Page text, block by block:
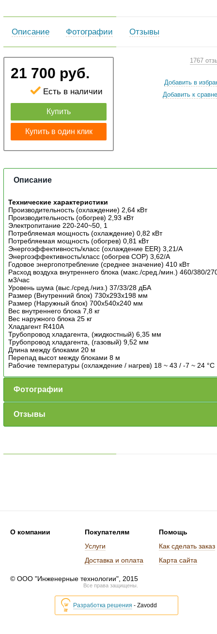
Описание Фотографии Отзывы
21 700 руб.
Есть в наличии
Купить
Купить в один клик
1767
Добавить в
Добавить к
Описание
Технические характеристики
Производительность (охлаждение) 2,64 кВт
Производительность (обогрев) 2,93 кВт
Электропитание 220-240~50, 1
Потребляемая мощность (охлаждение) 0,82 кВт
Потребляемая мощность (обогрев) 0,81 кВт
Энергоэффективность/класс (охлаждение EER) 3,21/A
Энергоэффективность/класс (обогрев COP) 3,62/A
Годовое энергопотребление (среднее значение) 410 кВт
Расход воздуха внутреннего блока (макс./сред./мин.) 460/380/
м3/час
Уровень шума (выс./сред./низ.) 37/33/28 дБА
Размер (Внутренний блок) 730x293x198 мм
Размер (Наружный блок) 700x540x240 мм
Вес внутреннего блока 7,8 кг
Вес наружного блока 25 кг
Хладагент R410A
Трубопровод хладагента, (жидкостный) 6,35 мм
Трубопровод хладагента, (газовый) 9,52 мм
Длина между блоками 20 м
Перепад высот между блоками 8 м
Рабочие температуры (охлаждение / нагрев) 18 ~ 43 / -7 ~ 24 °С
Фотографии
Отзывы
О компании
Покупателям
Услуги
Доставка и оплата
Помощь
Как сделать заказ
Карта сайта
© ООО "Инженерные технологии", 2015
Все права защищены.
Разработка решения - Zavodd